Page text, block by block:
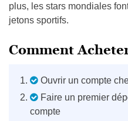
plus, les stars mondiales
jetons sportifs.
Comment
Ouvrir un compte
Faire un premier
compte